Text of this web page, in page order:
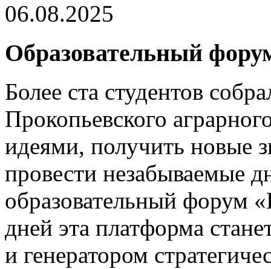
06.08.2025
Образовательный
Более ста студентов
Прокопьевского
идеями, получить новые
провести незабываемые
образовательный форум
дней эта платформа
и генератором